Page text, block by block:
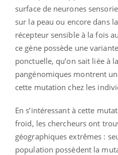
surface de neurones
sur la peau ou encore dans
récepteur sensible à la fois
ce gène possède une
ponctuelle, qu’on sait liée à
pangénomiques montrent
cette mutation chez les
En s’intéressant à cette
froid, les chercheurs ont
géographiques extrêmes :
population possèdent la